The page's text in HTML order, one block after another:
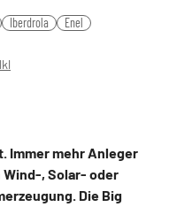
Iberdrola Enel
Immer mehr Anleger
, Solar- oder
Die Big